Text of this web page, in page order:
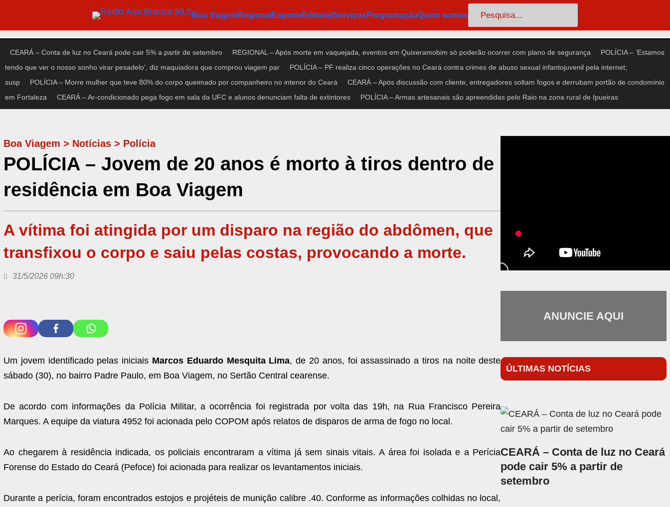
o
conteúdo
Boa ViagemRegional EsporteEditorial ServiçosProgramaçãoQuem somos Pesquisar
CEARÁ – Conta de luz no Ceará pode cair 5% a partir de setembro REGIONAL – Após morte em vaquejada, eventos em Quixeramobim só poderão ocorrer com plano de segurança
POLÍCIA – ‘Estamos
tendo que ver o nosso sonho virar pesadelo’, diz maquiadora que comprou viagem par
POLÍCIA – PF realiza cinco operações no Ceará contra crimes de abuso sexual infantojuvenil pela internet;
susp
POLÍCIA – Morre mulher que teve 80% do corpo queimado por companheiro no interior do Ceará
CEARÁ – Após discussão com cliente, entregadores soltam fogos e derrubam portão de condomínio
em Fortaleza
CEARÁ – Ar-condicionado pega fogo em sala da UFC e alunos denunciam falta de extintores POLÍCIA – Armas artesanais são apreendidas pelo Raio na zona rural de Ipueiras
Boa Viagem > Notícias > Polícia
POLÍCIA – Jovem de 20 anos é morto à tiros dentro de
residência em Boa Viagem
A vítima foi atingida por um disparo na região do abdômen, que
transfixou o corpo e saiu pelas costas, provocando a morte.
31/5/2026 09h:30
Um jovem identificado pelas iniciais Marcos Eduardo Mesquita Lima, de 20 anos, foi assassinado a tiros na noite deste
sábado (30), no bairro Padre Paulo, em Boa Viagem, no Sertão Central cearense.
De acordo com informações da Polícia Militar, a ocorrência foi registrada por volta das 19h, na Rua Francisco Pereira
Marques. A equipe da viatura 4952 foi acionada pelo COPOM após relatos de disparos de arma de fogo no local.
Ao chegarem à residência indicada, os policiais encontraram a vítima já sem sinais vitais. A área foi isolada e a Perícia
Forense do Estado do Ceará (Pefoce) foi acionada para realizar os levantamentos iniciais.
Durante a perícia, foram encontrados estojos e projéteis de munição calibre .40. Conforme as informações colhidas no local,
ANUNCIE AQUI
ÚLTIMAS NOTÍCIAS
CEARÁ – Conta de luz no Ceará
pode cair 5% a partir de
setembro